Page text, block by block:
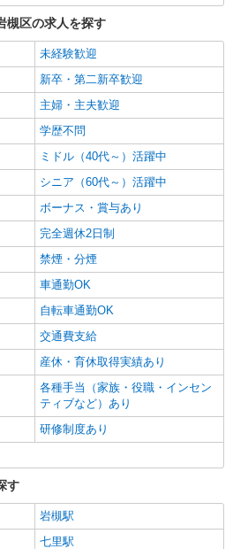
槻区の求人を探す
未経験歓迎
新卒・第二新卒歓迎
主婦・主夫歓迎
学歴不問
ミドル（40代～）活躍中
シニア（60代～）活躍中
ボーナス・賞与あり
完全週休2日制
禁煙・分煙
車通勤OK
自転車通勤OK
交通費支給
産休・育休取得実績あり
各種手当（家族・役職・インセン
ティブなど）あり
研修制度あり
す
岩槻駅
七里駅